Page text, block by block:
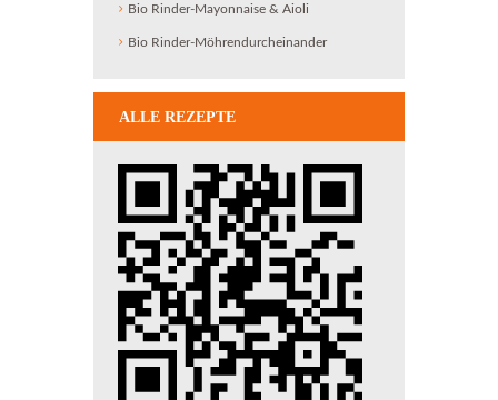
Bio Rinder-Mayonnaise & Aioli
Bio Rinder-Möhrendurcheinander
ALLE REZEPTE